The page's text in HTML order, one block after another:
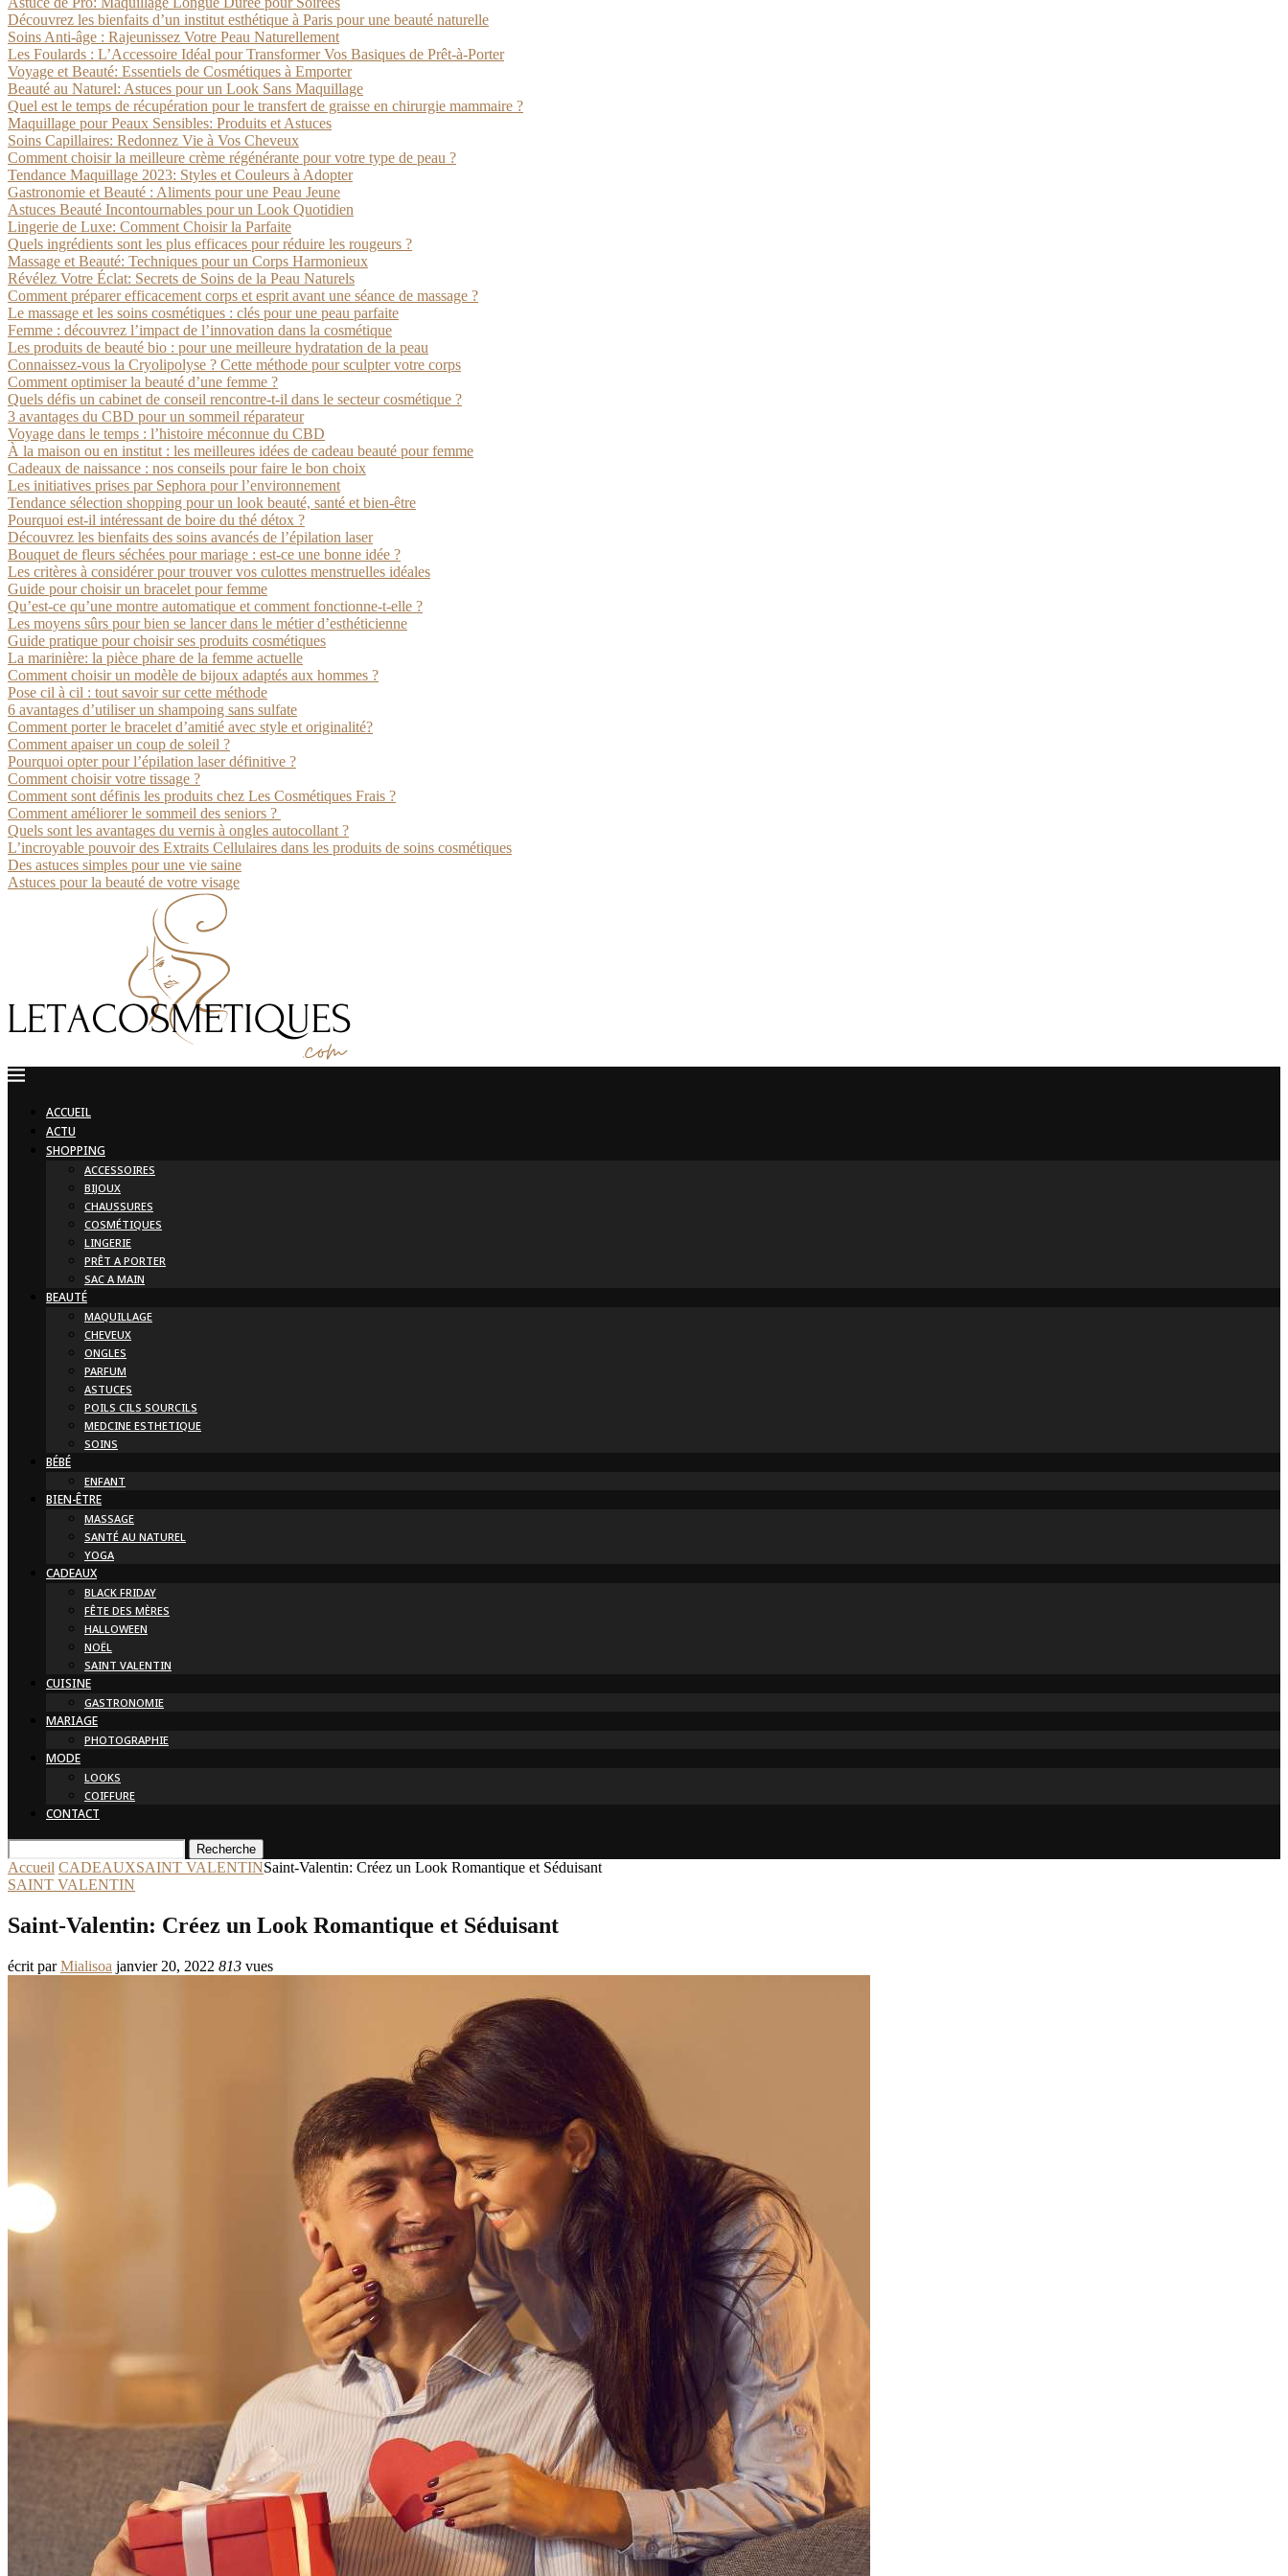
Découvrez les bienfaits d’un institut esthétique à Paris pour une beauté naturelle
Soins Anti-âge : Rajeunissez Votre Peau Naturellement
Les Foulards : L’Accessoire Idéal pour Transformer Vos Basiques de Prêt-à-Porter
Voyage et Beauté: Essentiels de Cosmétiques à Emporter
Beauté au Naturel: Astuces pour un Look Sans Maquillage
Quel est le temps de récupération pour le transfert de graisse en chirurgie mammaire ?
Maquillage pour Peaux Sensibles: Produits et Astuces
Soins Capillaires: Redonnez Vie à Vos Cheveux
Comment choisir la meilleure crème régénérante pour votre type de peau ?
Tendance Maquillage 2023: Styles et Couleurs à Adopter
Gastronomie et Beauté : Aliments pour une Peau Jeune
Astuces Beauté Incontournables pour un Look Quotidien
Lingerie de Luxe: Comment Choisir la Parfaite
Quels ingrédients sont les plus efficaces pour réduire les rougeurs ?
Massage et Beauté: Techniques pour un Corps Harmonieux
Révélez Votre Éclat: Secrets de Soins de la Peau Naturels
Comment préparer efficacement corps et esprit avant une séance de massage ?
Le massage et les soins cosmétiques : clés pour une peau parfaite
Femme : découvrez l’impact de l’innovation dans la cosmétique
Les produits de beauté bio : pour une meilleure hydratation de la peau
Connaissez-vous la Cryolipolyse ? Cette méthode pour sculpter votre corps
Comment optimiser la beauté d’une femme ?
Quels défis un cabinet de conseil rencontre-t-il dans le secteur cosmétique ?
3 avantages du CBD pour un sommeil réparateur
Voyage dans le temps : l’histoire méconnue du CBD
À la maison ou en institut : les meilleures idées de cadeau beauté pour femme
Cadeaux de naissance : nos conseils pour faire le bon choix
Les initiatives prises par Sephora pour l’environnement
Tendance sélection shopping pour un look beauté, santé et bien-être
Pourquoi est-il intéressant de boire du thé détox ?
Découvrez les bienfaits des soins avancés de l’épilation laser
Bouquet de fleurs séchées pour mariage : est-ce une bonne idée ?
Les critères à considérer pour trouver vos culottes menstruelles idéales
Guide pour choisir un bracelet pour femme
Qu’est-ce qu’une montre automatique et comment fonctionne-t-elle ?
Les moyens sûrs pour bien se lancer dans le métier d’esthéticienne
Guide pratique pour choisir ses produits cosmétiques
La marinière: la pièce phare de la femme actuelle
Comment choisir un modèle de bijoux adaptés aux hommes ?
Pose cil à cil : tout savoir sur cette méthode
6 avantages d’utiliser un shampoing sans sulfate
Comment porter le bracelet d’amitié avec style et originalité?
Comment apaiser un coup de soleil ?
Pourquoi opter pour l’épilation laser définitive ?
Comment choisir votre tissage ?
Comment sont définis les produits chez Les Cosmétiques Frais ?
Comment améliorer le sommeil des seniors ?
Quels sont les avantages du vernis à ongles autocollant ?
L’incroyable pouvoir des Extraits Cellulaires dans les produits de soins cosmétiques
Des astuces simples pour une vie saine
Astuces pour la beauté de votre visage
ACCUEIL
ACTU
SHOPPING
ACCESSOIRES
BIJOUX
CHAUSSURES
COSMÉTIQUES
LINGERIE
PRÊT A PORTER
SAC A MAIN
BEAUTÉ
MAQUILLAGE
CHEVEUX
ONGLES
PARFUM
ASTUCES
POILS CILS SOURCILS
MEDCINE ESTHETIQUE
SOINS
BÉBÉ
ENFANT
BIEN-ÊTRE
MASSAGE
SANTÉ AU NATUREL
YOGA
CADEAUX
BLACK FRIDAY
FÊTE DES MÈRES
HALLOWEEN
NOËL
SAINT VALENTIN
CUISINE
GASTRONOMIE
MARIAGE
PHOTOGRAPHIE
MODE
LOOKS
COIFFURE
CONTACT
Recherche
Accueil CADEAUXSAINT VALENTINSaint-Valentin: Créez un Look Romantique et Séduisant
SAINT VALENTIN
Saint-Valentin: Créez un Look Romantique et Séduisant
écrit parMialisoa janvier 20, 2022 813 vues